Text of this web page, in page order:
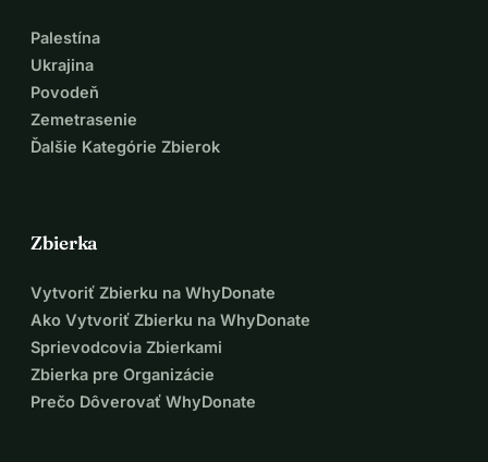
Palestína
Ukrajina
Povodeň
Zemetrasenie
Ďalšie Kategórie Zbierok
Zbierka
Vytvoriť Zbierku na WhyDonate
Ako Vytvoriť Zbierku na WhyDonate
Sprievodcovia Zbierkami
Zbierka pre Organizácie
Prečo Dôverovať WhyDonate